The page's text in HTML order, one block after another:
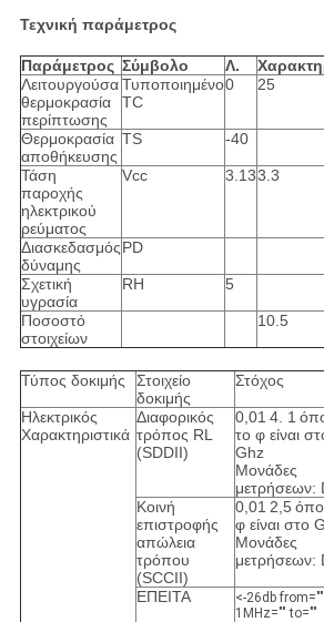
Τεχνική παράμετρος
Παράμετρος Σύμβολο Λ.
Λειτουργούσα
θερμοκρασία
περίπτωσης
Τυποποιημένο
TC
0 25
Θερμοκρασία
αποθήκευσης
TS -40
Τάση
παροχής
ηλεκτρικού
ρεύματος
Vcc 3.133.3
Διασκεδασμός
δύναμης
PD
Σχετική
υγρασία
RH 5
Ποσοστό
στοιχείων
10.5
Τύπος δοκιμής
Στοιχείο
δοκιμής
Στόχος
Ηλεκτρικός
Χαρακτηριστικά
Διαφορικός
τρόπος RL
(SDDII)
0,01 4. 1
το φ είναι
Ghz
Μονάδες
μετρήσεων:
Κοινή
επιστροφής
απώλεια
τρόπου
(SCCII)
0,01 2,5
φ είναι στο
Μονάδες
μετρήσεων:
ΕΠΕΙΤΑ
<-26db from=""
1MHz="" to=""